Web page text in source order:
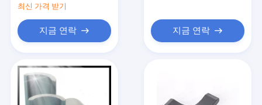
제품
최신 가격 받기
지금 연락 지금 연락